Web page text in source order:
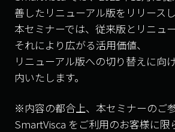
善したリニューアル版をリリースし
本セミナーでは、従来版とリニュ
それにより広がる活用価値、
リニューアル版への切り替えに向
内いたします。
※内容の都合上、本セミナーのご
SmartVisca をご利用のお客様に限